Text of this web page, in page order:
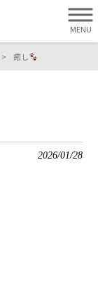
MENU
> 癒し
2026/01/28